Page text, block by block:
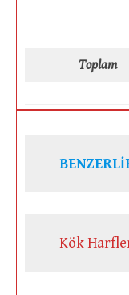
Toplam
Kök